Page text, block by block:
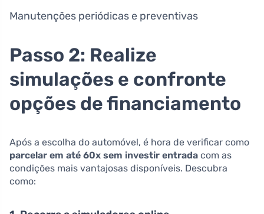
Manutenções periódicas e preventivas
Passo 2: Realize
simulações e confronte
opções de financiamento
Após a escolha do automóvel, é hora de verificar como
parcelar em até 60x sem investir entrada com as
condições mais vantajosas disponíveis. Descubra
como: